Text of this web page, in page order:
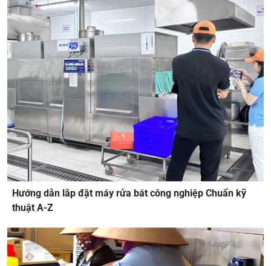
Hướng dẫn lắp đặt máy rửa bát công nghiệp Chuẩn kỹ
thuật A-Z